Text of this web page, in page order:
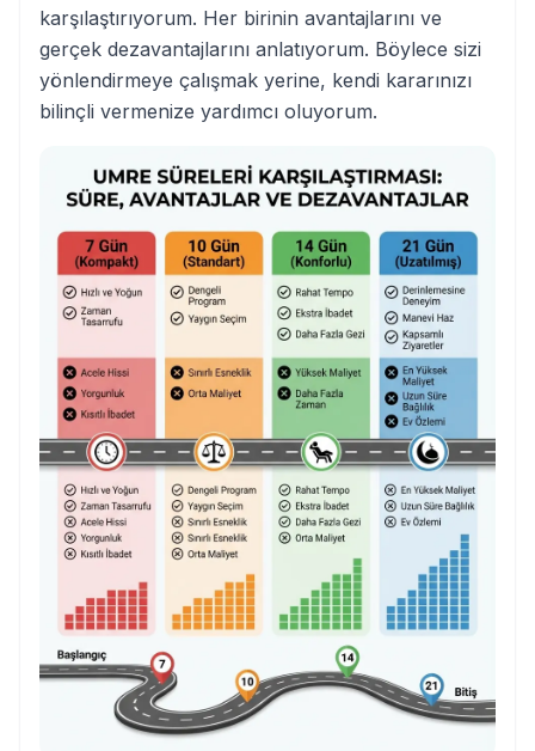
karşılaştırıyorum. Her birinin avantajlarını ve
gerçek dezavantajlarını anlatıyorum. Böylece sizi
yönlendirmeye çalışmak yerine, kendi kararınızı
bilinçli vermenize yardımcı oluyorum.